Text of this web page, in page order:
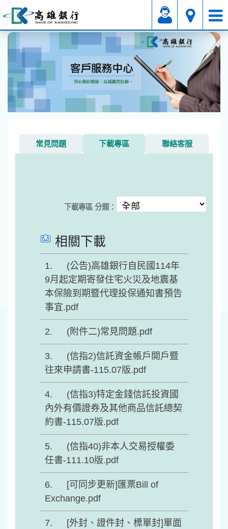
其它 下載專區
常見問題 下載專區 聯絡客服
下載專區 分類：
相關下載
(公告)高雄銀行自民國114年
9月起定期寄發住宅火災及地震基
本保險到期暨代理投保通知書預告
事宜.pdf
(附件二)常見問題.pdf
(信指2)信託資金帳戶開戶暨
往來申請書-115.07版.pdf
(信指3)特定金錢信託投資國
內外有價證券及其他商品信託總契
約書-115.07版.pdf
(信指40)非本人交易授權委
任書-111.10版.pdf
[可同步更新]匯票Bill of
Exchange.pdf
[外封、證件封、標單封]單面